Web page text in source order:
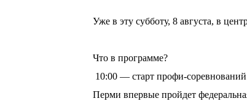
Уже в эту субботу, 8 августа, в
Что в программе?
10:00 — старт профи-
Перми впервые пройдет